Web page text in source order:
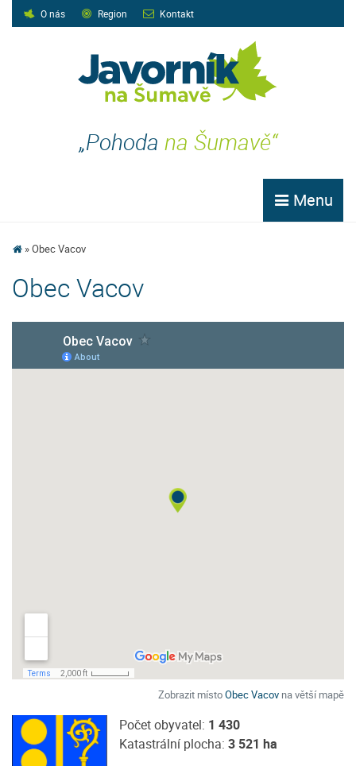
O nás Region Kontakt
„Pohoda na Šumavě“
Menu
Obec Vacov
Obec Vacov
Zobrazit místoObec Vacov na větší mapě
Počet obyvatel: 1 430
Katastrální plocha: 3 521 ha